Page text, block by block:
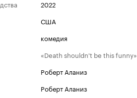
2022
США
комедия
«Death shouldn't be this funny»
Роберт Аланиз
Роберт Аланиз